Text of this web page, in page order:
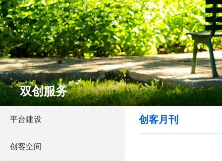
双创服务
平台建设
创客空间
创客月刊